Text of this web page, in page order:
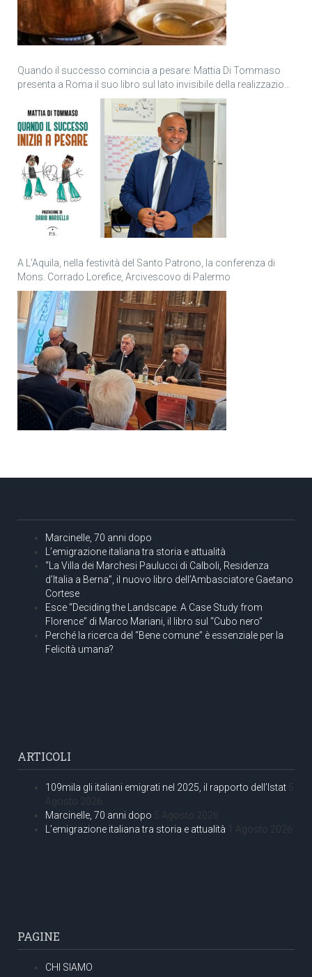
Quando il successo comincia a pesare: Mattia Di Tommaso
presenta a Roma il suo libro sul lato invisibile della realizzazione
A L’Aquila, nella festività del Santo Patrono, la conferenza di
Mons. Corrado Lorefice, Arcivescovo di Palermo
Marcinelle, 70 anni dopo
L’emigrazione italiana tra storia e attualità
“La Villa dei Marchesi Paulucci di Calboli, Residenza
d’Italia a Berna”, il nuovo libro dell’Ambasciatore Gaetano
Cortese
Esce “Deciding the Landscape. A Case Study from
Florence” di Marco Mariani, il libro sul “Cubo nero”
Perché la ricerca del “Bene comune” è essenziale per la
Felicità umana?
ARTICOLI
109mila gli italiani emigrati nel 2025, il rapporto dell’Istat 5
Agosto 2026
Marcinelle, 70 anni dopo 5 Agosto 2026
L’emigrazione italiana tra storia e attualità 1 Agosto 2026
PAGINE
CHI SIAMO